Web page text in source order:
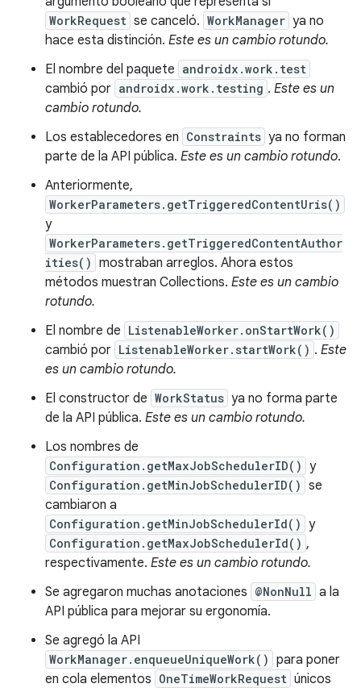
WorkRequest se canceló. WorkManager ya no
hace esta distinción. Este es un cambio rotundo.
El nombre del paquete androidx.work.test
cambió por androidx.work.testing . Este es un
cambio rotundo.
Los establecedores en Constraints ya no forman
parte de la API pública. Este es un cambio rotundo.
Anteriormente,
WorkerParameters.getTriggeredContentUris()
y
WorkerParameters.getTriggeredContentAuthor
ities() mostraban arreglos. Ahora estos
métodos muestran Collections. Este es un cambio
rotundo.
El nombre de ListenableWorker.onStartWork()
cambió por ListenableWorker.startWork() . Este
es un cambio rotundo.
El constructor de WorkStatus ya no forma parte
de la API pública. Este es un cambio rotundo.
Los nombres de
Configuration.getMaxJobSchedulerID() y
Configuration.getMinJobSchedulerID() se
cambiaron a
Configuration.getMinJobSchedulerId() y
Configuration.getMaxJobSchedulerId() ,
respectivamente. Este es un cambio rotundo.
Se agregaron muchas anotaciones @NonNull a la
API pública para mejorar su ergonomía.
Se agregó la API
WorkManager.enqueueUniqueWork() para poner
en cola elementos OneTimeWorkRequest únicos